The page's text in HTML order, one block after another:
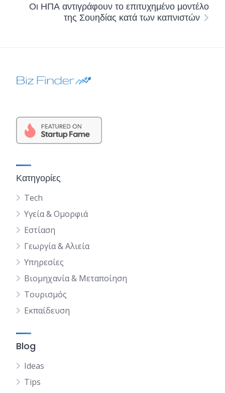
Οι ΗΠΑ αντιγράφουν το επιτυχημένο μοντέλο
της Σουηδίας κατά των καπνιστών
Κατηγορίες
Tech
Υγεία & Ομορφιά
Εστίαση
Γεωργία & Αλιεία
Υπηρεσίες
Βιομηχανία & Μεταποίηση
Τουρισμός
Εκπαίδευση
Blog
Ideas
Tips